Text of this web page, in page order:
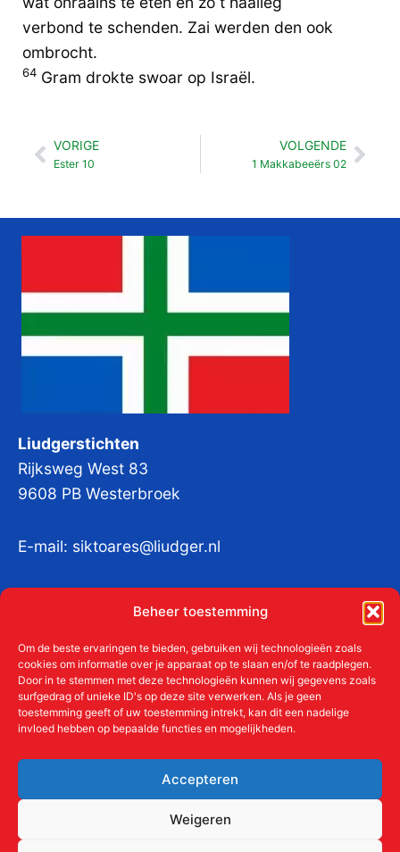
Beheer toestemming
Om de beste ervaringen te bieden, gebruiken wij technologieën zoals
cookies om informatie over je apparaat op te slaan en/of te raadplegen.
Door in te stemmen met deze technologieën kunnen wij gegevens zoals
surfgedrag of unieke ID's op deze site verwerken. Als je geen
toestemming geeft of uw toestemming intrekt, kan dit een nadelige
invloed hebben op bepaalde functies en mogelijkheden.
Accepteren
Weigeren
verbond te schenden. Zai werden den ook
ombrocht.
64 Gram drokte swoar op Israël.
Vorige
VORIGE
Ester 10
VOLGENDE
1 Makkabeeërs 02
Liudgerstichten
Rijksweg West 83
9608 PB Westerbroek
E-mail: siktoares@liudger.nl
KvKnr:41011712
Meer over de Liudgerstichten
Aanmelden als donateur
ANBI
Contact